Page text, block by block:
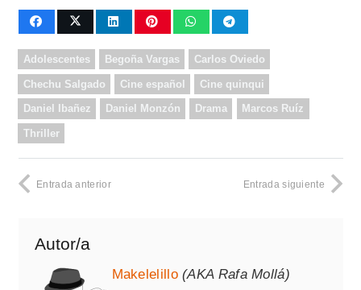
Adolescentes Begoña Vargas Carlos Oviedo
Chechu Salgado Cine español Cine quinqui
Daniel Ibañez Daniel Monzón Drama Marcos Ruíz
Thriller
Entrada anterior Entrada siguiente
Autor/a
Makelelillo (AKA Rafa Mollá)